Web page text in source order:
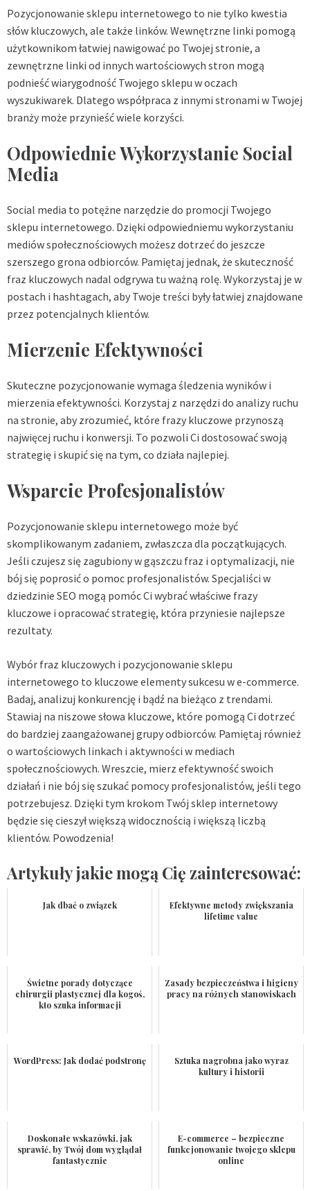
Pozycjonowanie sklepu internetowego to nie tylko kwestia
słów kluczowych, ale także linków. Wewnętrzne linki pomogą
użytkownikom łatwiej nawigować po Twojej stronie, a
zewnętrzne linki od innych wartościowych stron mogą
podnieść wiarygodność Twojego sklepu w oczach
wyszukiwarek. Dlatego współpraca z innymi stronami w Twojej
branży może przynieść wiele korzyści.
Odpowiednie Wykorzystanie Social
Media
Social media to potężne narzędzie do promocji Twojego
sklepu internetowego. Dzięki odpowiedniemu wykorzystaniu
mediów społecznościowych możesz dotrzeć do jeszcze
szerszego grona odbiorców. Pamiętaj jednak, że skuteczność
fraz kluczowych nadal odgrywa tu ważną rolę. Wykorzystaj je w
postach i hashtagach, aby Twoje treści były łatwiej znajdowane
przez potencjalnych klientów.
Mierzenie Efektywności
Skuteczne pozycjonowanie wymaga śledzenia wyników i
mierzenia efektywności. Korzystaj z narzędzi do analizy ruchu
na stronie, aby zrozumieć, które frazy kluczowe przynoszą
najwięcej ruchu i konwersji. To pozwoli Ci dostosować swoją
strategię i skupić się na tym, co działa najlepiej.
Wsparcie Profesjonalistów
Pozycjonowanie sklepu internetowego może być
skomplikowanym zadaniem, zwłaszcza dla początkujących.
Jeśli czujesz się zagubiony w gąszczu fraz i optymalizacji, nie
bój się poprosić o pomoc profesjonalistów. Specjaliści w
dziedzinie SEO mogą pomóc Ci wybrać właściwe frazy
kluczowe i opracować strategię, która przyniesie najlepsze
rezultaty.
Wybór fraz kluczowych i pozycjonowanie sklepu
internetowego to kluczowe elementy sukcesu w e-commerce.
Badaj, analizuj konkurencję i bądź na bieżąco z trendami.
Stawiaj na niszowe słowa kluczowe, które pomogą Ci dotrzeć
do bardziej zaangażowanej grupy odbiorców. Pamiętaj również
o wartościowych linkach i aktywności w mediach
społecznościowych. Wreszcie, mierz efektywność swoich
działań i nie bój się szukać pomocy profesjonalistów, jeśli tego
potrzebujesz. Dzięki tym krokom Twój sklep internetowy
będzie się cieszył większą widocznością i większą liczbą
klientów. Powodzenia!
Artykuły jakie mogą Cię zainteresować:
Jak dbać o związek
Efektywne metody zwiększania
lifetime value
Świetne porady dotyczące
chirurgii plastycznej dla kogoś,
kto szuka informacji
Zasady bezpieczeństwa i higieny
pracy na różnych stanowiskach
WordPress: Jak dodać podstronę
Sztuka nagrobna jako wyraz
kultury i historii
Doskonałe wskazówki, jak
sprawić, by Twój dom wyglądał
fantastycznie
E-commerce – bezpieczne
funkcjonowanie twojego sklepu
online